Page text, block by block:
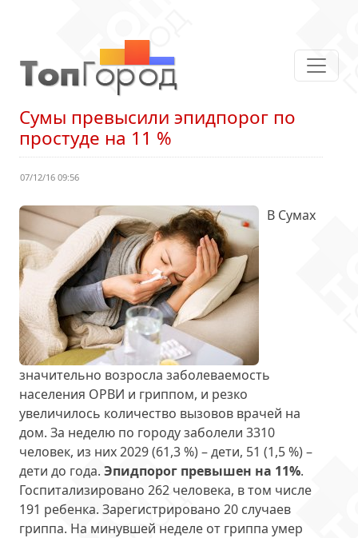
Сумы превысили эпидпорог по
простуде на 11 %
07/12/16 09:56
В Сумах
значительно возросла заболеваемость
населения ОРВИ и гриппом, и резко
увеличилось количество вызовов врачей на
дом. За неделю по городу заболели 3310
человек, из них 2029 (61,3 %) – дети, 51 (1,5 %) –
дети до года. Эпидпорог превышен на 11%.
Госпитализировано 262 человека, в том числе
191 ребенка. Зарегистрировано 20 случаев
гриппа. На минувшей неделе от гриппа умер